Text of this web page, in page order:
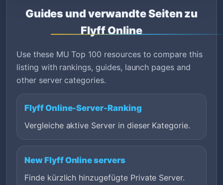
Guides und verwandte Seiten zu
Flyff Online
Use these MU Top 100 resources to compare this
listing with rankings, guides, launch pages and
other server categories.
Flyff Online-Server-Ranking
Vergleiche aktive Server in dieser Kategorie.
New Flyff Online servers
Finde kürzlich hinzugefügte Private Server.